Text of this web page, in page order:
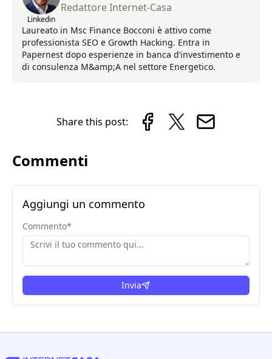
Linkedin
Redattore Internet-Casa
Laureato in Msc Finance Bocconi è attivo come
professionista SEO e Growth Hacking. Entra in
Papernest dopo esperienze in banca d’investimento e
di consulenza M&amp;A nel settore Energetico.
Share this post:
Commenti
Aggiungi un commento
Commento*
Invia